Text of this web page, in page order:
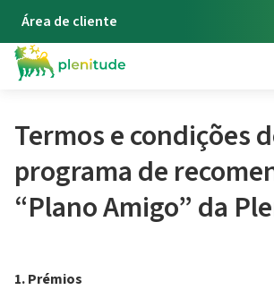
Área de cliente
Termos e condições
programa de
“Plano Amigo” da
1. Prémios